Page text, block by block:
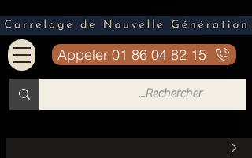
Appeler 01 86 04 82 15